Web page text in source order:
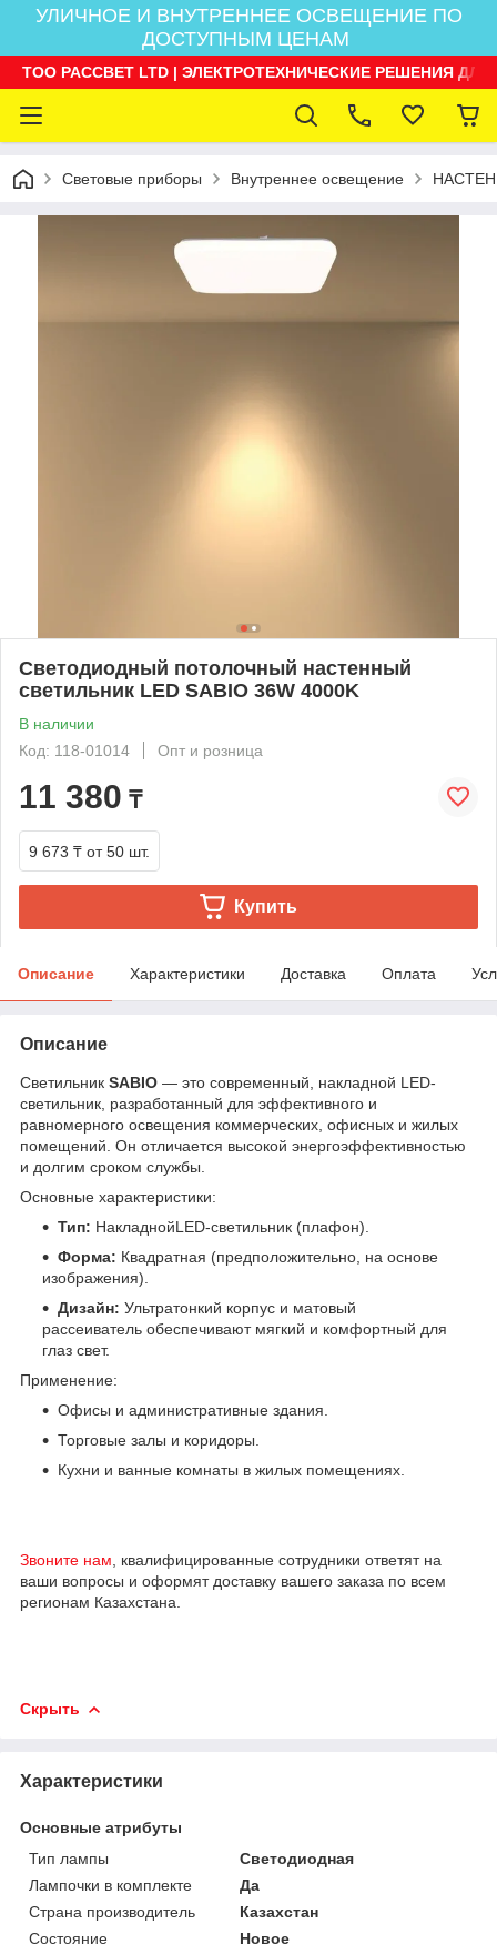
УЛИЧНОЕ И ВНУТРЕННЕЕ ОСВЕЩЕНИЕ ПО
ДОСТУПНЫМ ЦЕНАМ
ТОО РАССВЕТ LTD | ЭЛЕКТРОТЕХНИЧЕСКИЕ РЕШЕНИЯ
Световые приборы Внутреннее освещение
Светодиодный потолочный настенный
светильник LED SABIO 36W 4000K
В наличии
Код: 118-01014
Опт и розница
11 380 ₸
9 673 ₸ от 50 шт.
Купить
Описание Характеристики Доставка Оплата
Описание
Светильник SABIO — это современный, накладной LED-
светильник, разработанный для эффективного и
равномерного освещения коммерческих, офисных и жилых
помещений. Он отличается высокой энергоэффективностью
и долгим сроком службы.
Основные характеристики:
Тип: НакладнойLED-светильник (плафон).
Форма: Квадратная (предположительно, на основе
изображения).
Дизайн: Ультратонкий корпус и матовый
рассеиватель обеспечивают мягкий и комфортный для
глаз свет.
Применение:
Офисы и административные здания.
Торговые залы и коридоры.
Кухни и ванные комнаты в жилых помещениях.
Звоните нам , квалифицированные сотрудники ответят на
ваши вопросы и оформят доставку вашего заказа по всем
регионам Казахстана.
Скрыть
Характеристики
Основные атрибуты
Тип лампы
Светодиодная
Лампочки в комплекте
Да
Страна производитель
Казахстан
Состояние
Новое